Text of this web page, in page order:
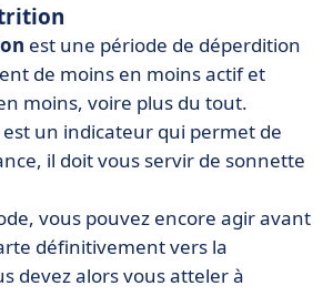
est une période de déperdition
de moins en moins actif et
moins, voire plus du tout.
est un indicateur qui permet de
il doit vous servir de sonnette
vous pouvez encore agir avant
définitivement vers la
devez alors vous atteler à